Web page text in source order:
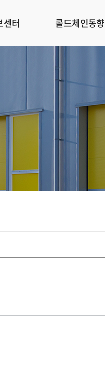
센터 콜드체인동향